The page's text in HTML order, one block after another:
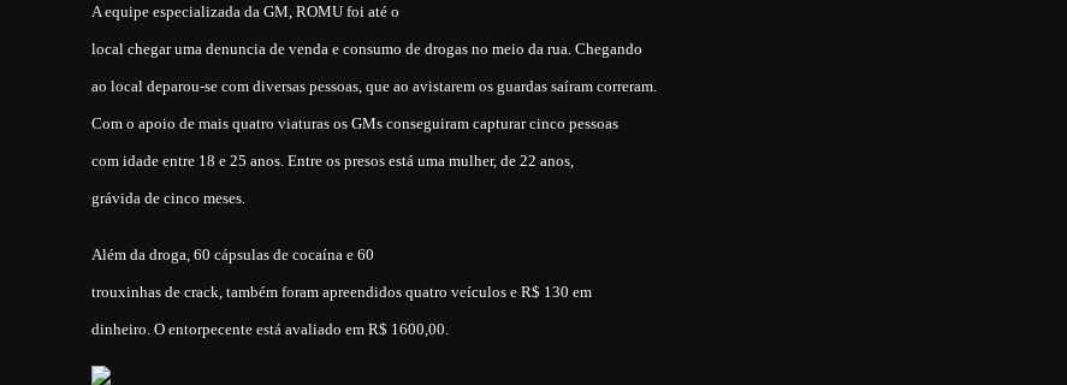
A equipe especializada da GM, ROMU foi até o
local chegar uma denuncia de venda e consumo de drogas no meio da rua. Chegando
ao local deparou-se com diversas pessoas, que ao avistarem os guardas saíram correram.
Com o apoio de mais quatro viaturas os GMs conseguiram capturar cinco pessoas
com idade entre 18 e 25 anos. Entre os presos está uma mulher, de 22 anos,
grávida de cinco meses.
Além da droga, 60 cápsulas de cocaína e 60
trouxinhas de crack, também foram apreendidos quatro veículos e R$ 130 em
dinheiro. O entorpecente está avaliado em R$ 1600,00.